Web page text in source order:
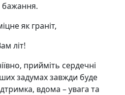
як граніт,
літ!
прийміть сердечні
задумах завжди буде
вдома – увага та